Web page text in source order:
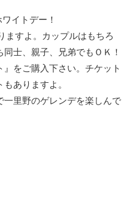
イトデー！
ますよ。カップルはもちろ
士、親子、兄弟でもＯＫ！
をご購入下さい。チケット
ありますよ。
一里野のゲレンデを楽しんで